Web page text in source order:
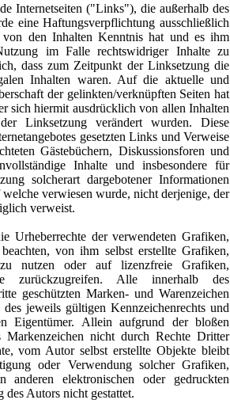
Internetseiten ("Links"), die außerhalb des
eine Haftungsverpflichtung ausschließlich
den Inhalten Kenntnis hat und es ihm
im Falle rechtswidriger Inhalte zu
dass zum Zeitpunkt der Linksetzung die
Inhalten waren. Auf die aktuelle und
der gelinkten/verknüpften Seiten hat
sich hiermit ausdrücklich von allen Inhalten
Linksetzung verändert wurden. Diese
gesetzten Links und Verweise
Gästebüchern, Diskussionsforen und
Inhalte und insbesondere für
solcherart dargebotener Informationen
verwiesen wurde, nicht derjenige, der
verweist.
Urheberrechte der verwendeten Grafiken,
von ihm selbst erstellte Grafiken,
nutzen oder auf lizenzfreie Grafiken,
zurückzugreifen. Alle innerhalb des
geschützten Marken- und Warenzeichen
jeweils gültigen Kennzeichenrechts und
Eigentümer. Allein aufgrund der bloßen
nicht durch Rechte Dritter
vom Autor selbst erstellte Objekte bleibt
oder Verwendung solcher Grafiken,
anderen elektronischen oder gedruckten
Autors nicht gestattet.